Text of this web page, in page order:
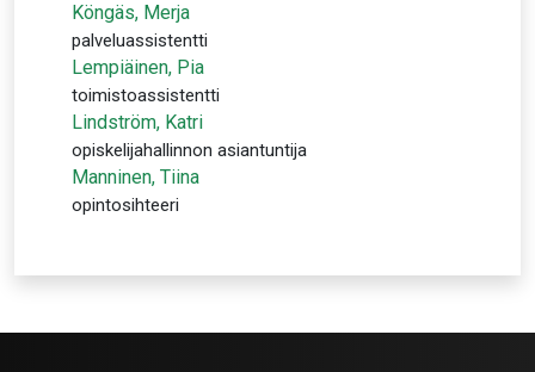
Köngäs, Merja
palveluassistentti
Lempiäinen, Pia
toimistoassistentti
Lindström, Katri
opiskelijahallinnon asiantuntija
Manninen, Tiina
opintosihteeri